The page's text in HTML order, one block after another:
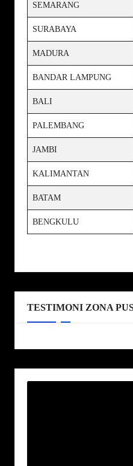
SEMARANG
SURABAYA
MADURA
BANDAR LAMPUNG
BALI
PALEMBANG
JAMBI
KALIMANTAN
BATAM
BENGKULU
TESTIMONI ZONA